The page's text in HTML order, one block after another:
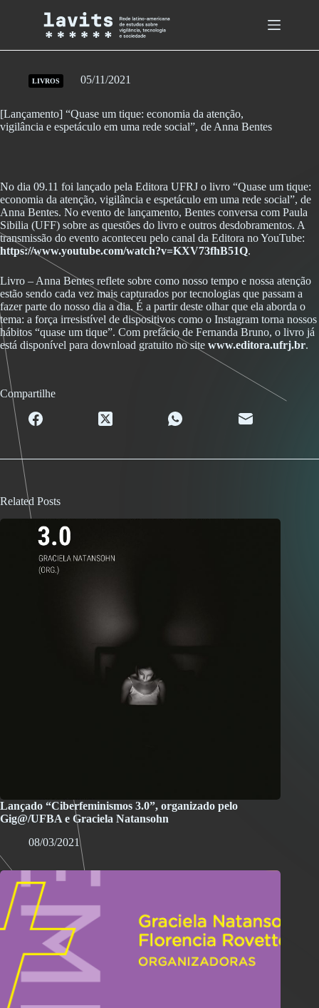
LIVROS 05/11/2021
[Lançamento] “Quase um tique: economia da atenção,
vigilância e espetáculo em uma rede social”, de Anna Bentes
No dia 09.11 foi lançado pela Editora UFRJ o livro “Quase um tique:
economia da atenção, vigilância e espetáculo em uma rede social”, de
Anna Bentes. No evento de lançamento, Bentes conversa com Paula
Sibilia (UFF) sobre as questões do livro e outros desdobramentos. A
transmissão do evento aconteceu pelo canal da Editora no YouTube:
https://www.youtube.com/watch?v=KXV73fhB51Q.
Livro – Anna Bentes reflete sobre como nosso tempo e nossa atenção
estão sendo cada vez mais capturados por tecnologias que passam a
fazer parte do nosso dia a dia. É a partir deste olhar que ela aborda o
tema: a força irresistível de dispositivos como o Instagram torna nossos
hábitos “quase um tique”. Com prefácio de Fernanda Bruno, o livro já
está disponível para download gratuito no site www.editora.ufrj.br.
Compartilhe
Related Posts
Lançado “Ciberfeminismos 3.0”, organizado pelo
Gig@/UFBA e Graciela Natansohn
08/03/2021